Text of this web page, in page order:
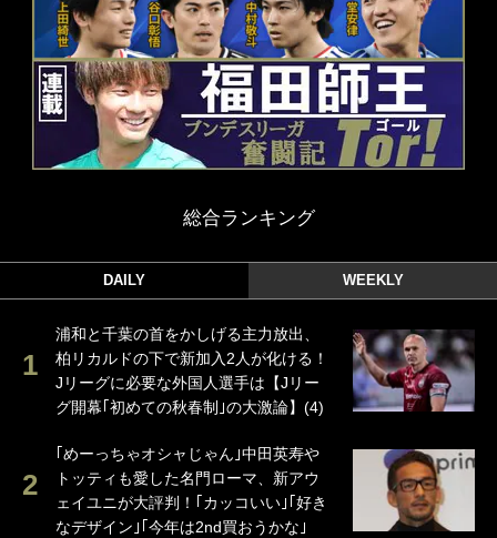
総合ランキング
DAILY WEEKLY
浦和と千葉の首をかしげる主力放出、
柏リカルドの下で新加入2人が化ける！
Jリーグに必要な外国人選手は【Jリー
グ開幕｢初めての秋春制｣の大激論】(4)
｢めーっちゃオシャじゃん｣中田英寿や
トッティも愛した名門ローマ、新アウ
ェイユニが大評判！｢カッコいい｣｢好き
なデザイン｣｢今年は2nd買おうかな｣